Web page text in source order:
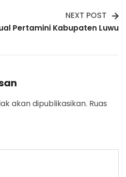
NEXT POST
Pertamini Kabupaten Luwu
akan dipublikasikan. Ruas